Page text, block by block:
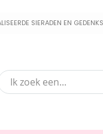
SIERADEN EN